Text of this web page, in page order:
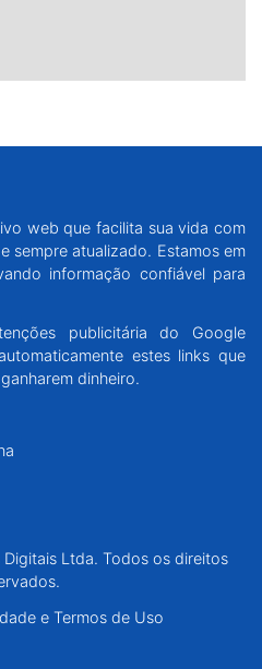
web que facilita sua vida com
sempre atualizado. Estamos em
informação confiável para
publicitária do Google
estes links que
dinheiro.
Ltda. Todos os direitos
e Termos de Uso